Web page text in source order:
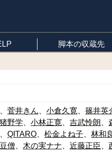
脚本の収蔵先
菅井きん 小倉久寛 篠井英
猪野学 小林正寛 吉武怜朗
QITARO 松金よね子 林和
僧 木の実ナナ 近藤正臣